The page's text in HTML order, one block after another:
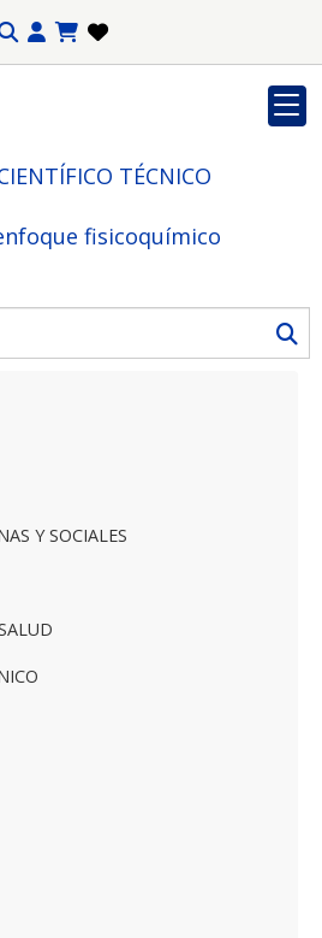
TÉCNICO
fisicoquímico
Y SOCIALES